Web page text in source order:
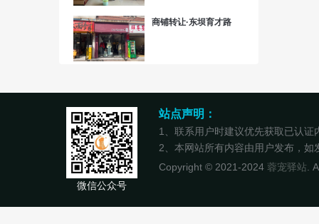
商铺转让·东坝育才路
微信公众号
站点声明：
1、联系用户时建议优先获取已认
2、本网站所有内容由用户发布，
Copyright © 2021-2024 蓉宠驿站.